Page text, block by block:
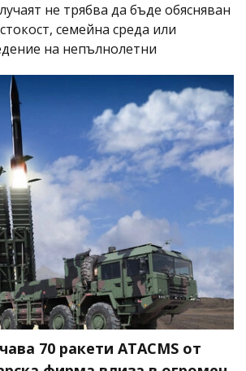
не трябва да бъде обясняван
семейна среда или
на непълнолетни
70 ракети ATACMS от